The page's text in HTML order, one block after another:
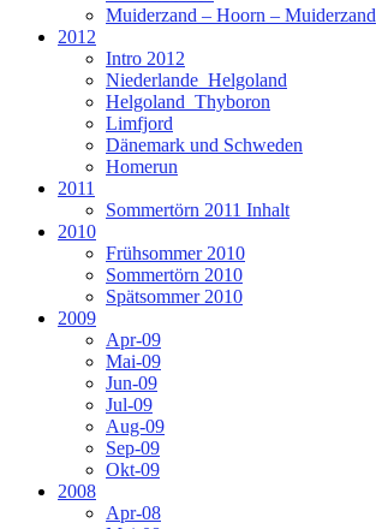
Muiderzand – Hoorn – Muiderzand
2012
Intro 2012
Niederlande_Helgoland
Helgoland_Thyboron
Limfjord
Dänemark und Schweden
Homerun
2011
Sommertörn 2011 Inhalt
2010
Frühsommer 2010
Sommertörn 2010
Spätsommer 2010
2009
Apr-09
Mai-09
Jun-09
Jul-09
Aug-09
Sep-09
Okt-09
2008
Apr-08